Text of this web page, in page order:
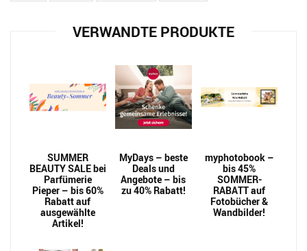
VERWANDTE PRODUKTE
SUMMER
BEAUTY SALE bei
Parfümerie
Pieper – bis 60%
Rabatt auf
ausgewählte
Artikel!
MyDays – beste
Deals und
Angebote – bis
zu 40% Rabatt!
myphotobook –
bis 45%
SOMMER-
RABATT auf
Fotobücher &
Wandbilder!